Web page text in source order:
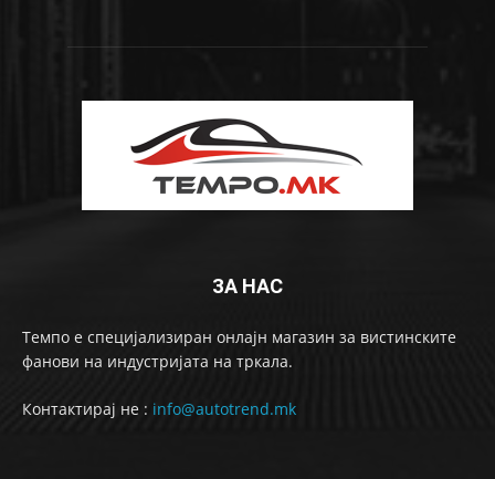
ЗА НАС
Темпо е специјализиран онлајн магазин за вистинските
фанови на индустријата на тркала.
Контактирај не : info@autotrend.mk